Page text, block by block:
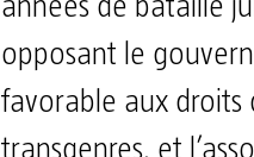
années de bataille
opposant le
favorable aux droits
transgenres, et